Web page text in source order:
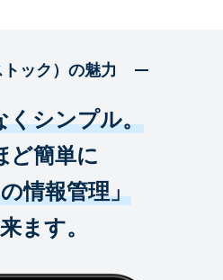
ック）の魅力
くシンプル。
ど簡単に
情報管理」
ます。